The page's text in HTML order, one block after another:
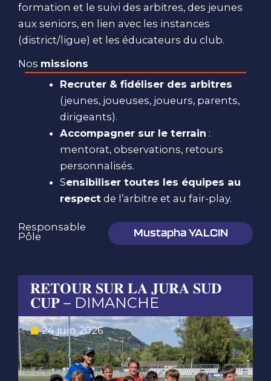
formation et le suivi des arbitres, des jeunes
aux seniors, en lien avec les instances
(district/ligue) et les éducateurs du club.
Nos missions
Recruter & fidéliser des arbitres
(jeunes, joueuses, joueurs, parents,
dirigeants).
Accompagner sur le terrain :
mentorat, observations, retours
personnalisés.
Sensibiliser toutes les équipes au
respect de l’arbitre et au fair-play.
Responsable
Pôle
Mustapha YALCIN
𝐑𝐄𝐓𝐎𝐔𝐑 𝐒𝐔𝐑 𝐋𝐀 𝐉𝐔𝐑𝐀 𝐒𝐔𝐃
𝐂𝐔𝐏 – DIMANCHE
24 juin 2026